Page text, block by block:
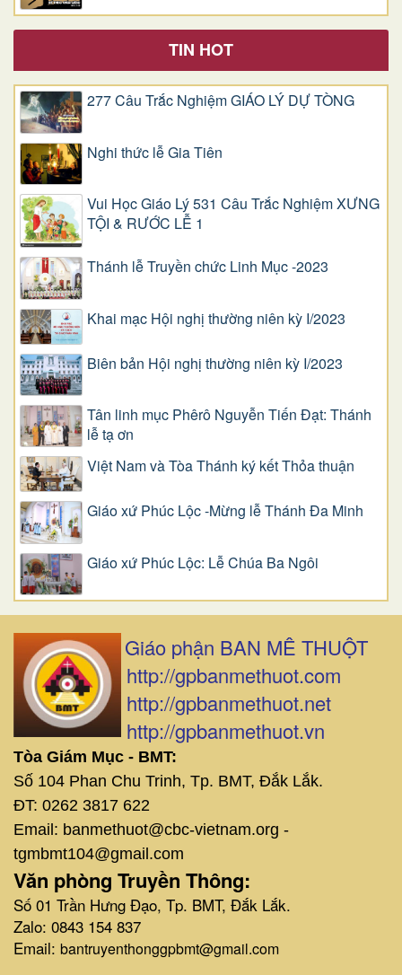
TIN HOT
277 Câu Trắc Nghiệm GIÁO LÝ DỰ TÒNG
Nghi thức lễ Gia Tiên
Vui Học Giáo Lý 531 Câu Trắc Nghiệm XƯNG
TỘI & RƯỚC LỄ 1
Thánh lễ Truyền chức Linh Mục -2023
Khai mạc Hội nghị thường niên kỳ I/2023
Biên bản Hội nghị thường niên kỳ I/2023
Tân linh mục Phêrô Nguyễn Tiến Đạt: Thánh
lễ tạ ơn
Việt Nam và Tòa Thánh ký kết Thỏa thuận
Giáo xứ Phúc Lộc -Mừng lễ Thánh Đa Minh
Giáo xứ Phúc Lộc: Lễ Chúa Ba Ngôi
Giáo phận BAN MÊ THUỘT
http://gpbanmethuot.com
http://gpbanmethuot.net
http://gpbanmethuot.vn
Tòa Giám Mục - BMT:
Số 104 Phan Chu Trinh, Tp. BMT, Đắk Lắk.
ĐT: 0262 3817 622
Email: banmethuot@cbc-vietnam.org -
tgmbmt104@gmail.com
Văn phòng Truyền Thông:
Số 01 Trần Hưng Đạo, Tp. BMT, Đắk Lắk.
Zalo: 0843 154 837
Email: bantruyenthonggpbmt@gmail.com